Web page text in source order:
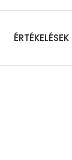
ÉRTÉKELÉSEK